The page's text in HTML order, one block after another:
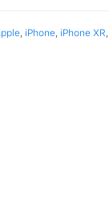
, iPhone, iPhone XR,